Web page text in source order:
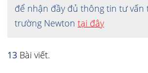
để nhận đầy đủ thông tin tư vấn
trường Newton tại đây
13 Bài viết.